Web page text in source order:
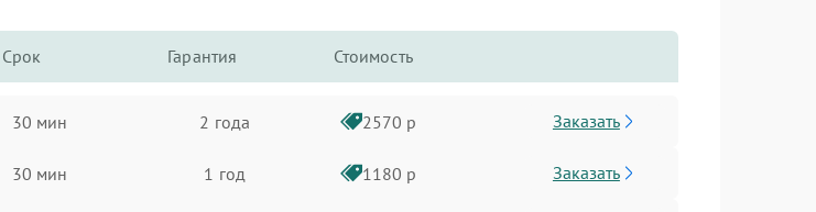
Срок Гарантия Стоимость
30 мин 2 года 2570 р Заказать
30 мин 1 год 1180 р Заказать